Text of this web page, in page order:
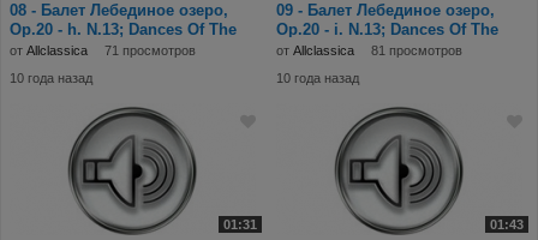
08 - Балет Лебединое озеро,
Op.20 - h. N.13; Dances Of The
Swans--V. P
от Allclassica
71 просмотров
10 года назад
09 - Балет Лебединое озеро,
Op.20 - i. N.13; Dances Of The
Swans--IV.
от Allclassica
81 просмотров
10 года назад
01:31 01:43